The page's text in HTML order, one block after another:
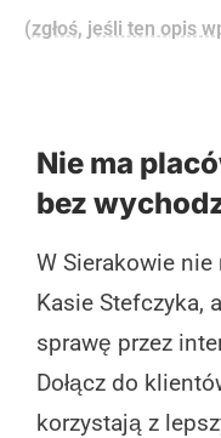
(zgłoś, jeśli ten opis
Nie ma
bez
W Sierakowie nie
Kasie Stefczyka,
sprawę przez
Dołącz do
korzystają z